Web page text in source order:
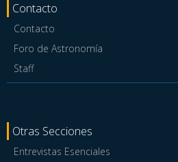
Contacto
Contacto
Foro de Astronomía
Staff
Otras Secciones
Entrevistas Esenciales